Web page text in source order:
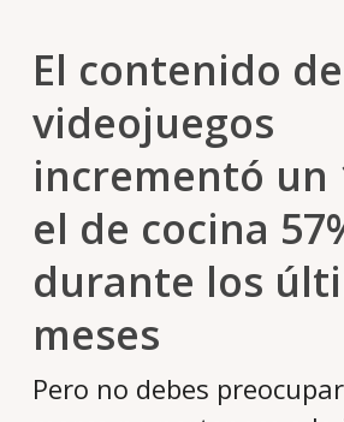
El contenido de
videojuegos
incrementó un
el de cocina
durante los
meses
Pero no debes